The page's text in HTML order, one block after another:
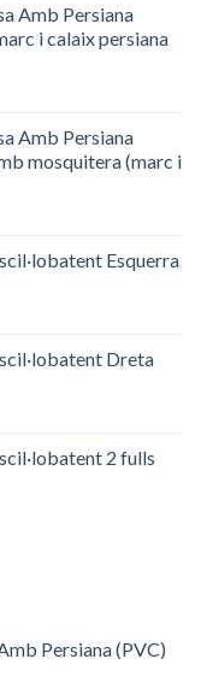
Amb Persiana
i calaix persiana
Amb Persiana
mosquitera (marc i
Esquerra
Dreta
2 fulls
Persiana (PVC)